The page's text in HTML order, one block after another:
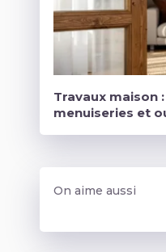
Travaux maison
menuiseries et
On aime aussi